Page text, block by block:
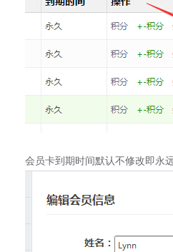
会员卡到期时间默认不修改即永